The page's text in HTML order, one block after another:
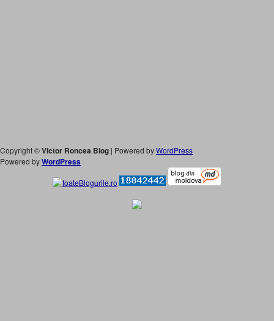
Copyright ©Victor Roncea Blog | Powered byWordPress
Powered byWordPress